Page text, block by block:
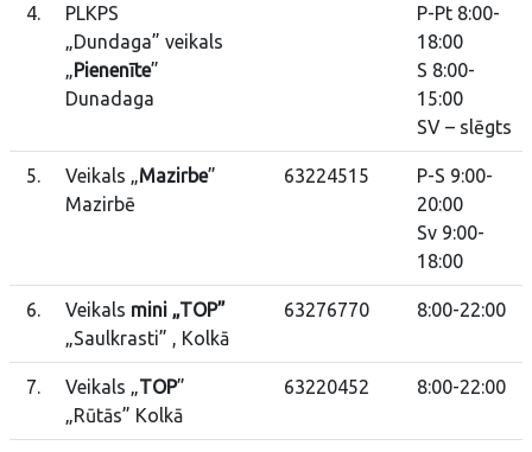
4.
PLKPS
„Dundaga” veikals
„Pienenīte”
Dunadaga
P-Pt 8:00-
18:00
S 8:00-
15:00
SV – slēgts
5. Veikals „Mazirbe”
Mazirbē
63224515
P-S 9:00-
20:00
Sv 9:00-
18:00
6. Veikals mini „TOP”
„Saulkrasti” , Kolkā
63276770 8:00-22:00
7. Veikals „TOP”
„Rūtās” Kolkā
63220452 8:00-22:00